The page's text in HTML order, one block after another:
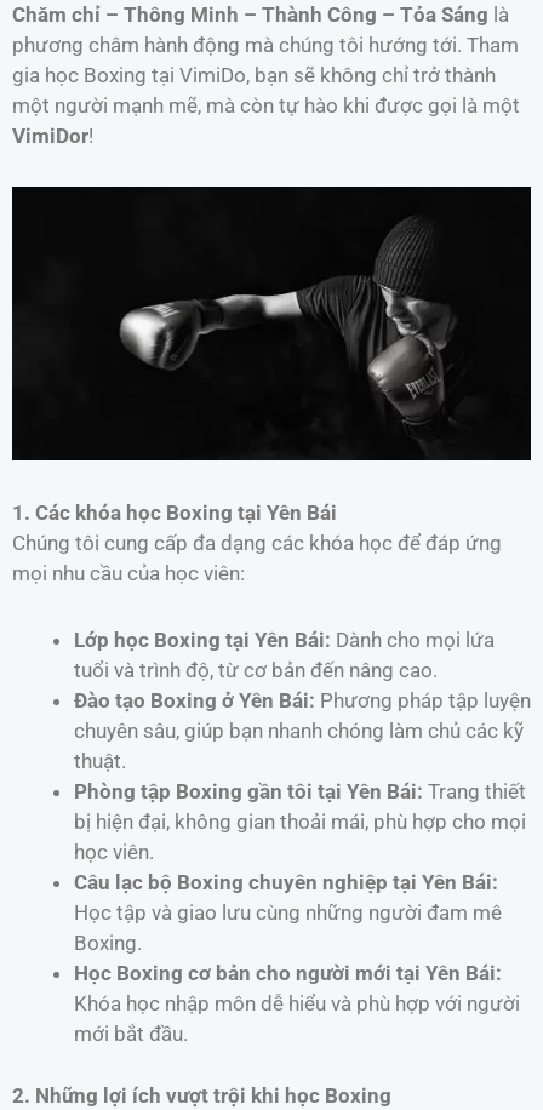
Chăm chỉ – Thông Minh – Thành Công – Tỏa Sáng là
phương châm hành động mà chúng tôi hướng tới. Tham
gia học Boxing tại VimiDo, bạn sẽ không chỉ trở thành
một người mạnh mẽ, mà còn tự hào khi được gọi là một
VimiDor!
1. Các khóa học Boxing tại Yên Bái
Chúng tôi cung cấp đa dạng các khóa học để đáp ứng
mọi nhu cầu của học viên:
Lớp học Boxing tại Yên Bái: Dành cho mọi lứa
tuổi và trình độ, từ cơ bản đến nâng cao.
Đào tạo Boxing ở Yên Bái: Phương pháp tập luyện
chuyên sâu, giúp bạn nhanh chóng làm chủ các kỹ
thuật.
Phòng tập Boxing gần tôi tại Yên Bái: Trang thiết
bị hiện đại, không gian thoải mái, phù hợp cho mọi
học viên.
Câu lạc bộ Boxing chuyên nghiệp tại Yên Bái:
Học tập và giao lưu cùng những người đam mê
Boxing.
Học Boxing cơ bản cho người mới tại Yên Bái:
Khóa học nhập môn dễ hiểu và phù hợp với người
mới bắt đầu.
2. Những lợi ích vượt trội khi học Boxing